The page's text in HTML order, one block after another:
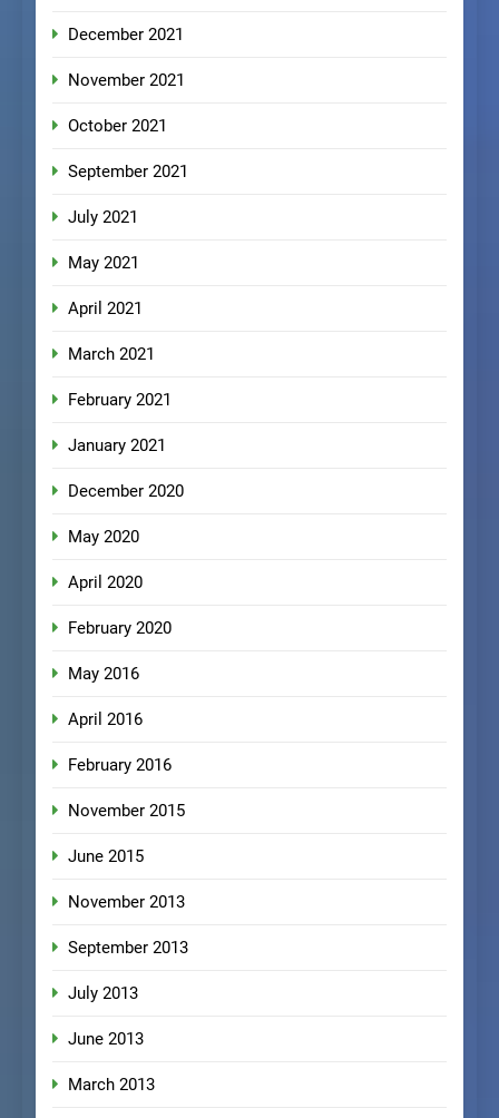
December 2021
November 2021
October 2021
September 2021
July 2021
May 2021
April 2021
March 2021
February 2021
January 2021
December 2020
May 2020
April 2020
February 2020
May 2016
April 2016
February 2016
November 2015
June 2015
November 2013
September 2013
July 2013
June 2013
March 2013